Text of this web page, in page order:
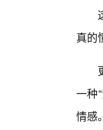
真的
一种
情感